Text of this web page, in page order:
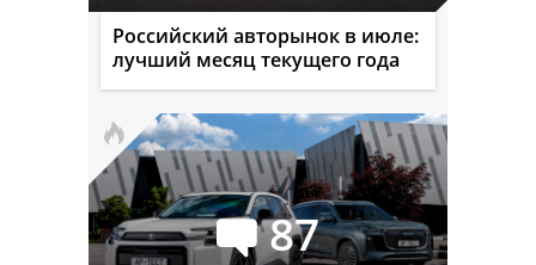
Российский авторынок в июле:
лучший месяц текущего года
87